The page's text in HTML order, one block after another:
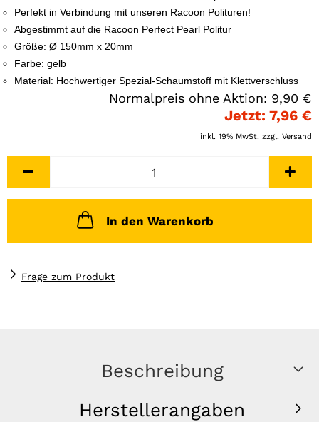
Perfekt in Verbindung mit unseren Racoon Polituren!
Abgestimmt auf die Racoon Perfect Pearl Politur
Größe: Ø 150mm x 20mm
Farbe: gelb
Material: Hochwertiger Spezial-Schaumstoff mit Klettverschluss
Normalpreis ohne Aktion: 9,90 €
Jetzt: 7,96 €
inkl. 19% MwSt. zzgl. Versand
In den Warenkorb
Frage zum Produkt
Beschreibung
Herstellerangaben